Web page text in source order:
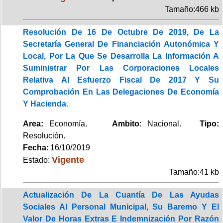
Tamaño:466 kb
Resolución De 16 De Octubre De 2019, De La
Secretaría General De Financiación Autonómica Y
Local, Por La Que Se Desarrolla La Información A
Suministrar Por Las Corporaciones Locales
Relativa Al Esfuerzo Fiscal De 2017 Y Su
Comprobación En Las Delegaciones De Economía
Y Hacienda.
Area: Economía. Ambito: Nacional.Tipo:
Resolución.
Fecha: 16/10/2019
Estado: Vigente
Tamaño:41 kb
Actualización De La Cuantía De Las Ayudas
Sociales Al Personal Municipal, Su Baremo Y El
Valor De Horas Extras E Indemnización Por Razón